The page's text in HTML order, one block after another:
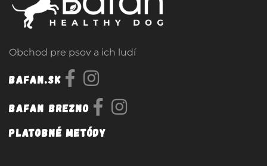
Obchod pre psov a ich ludí
Bafan.sk
Bafan Brezno
Platobné metódy